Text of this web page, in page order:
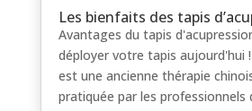
Les bienfaits des tapis
Avantages du tapis
déployer votre tapis aujourd'hui
est une ancienne thérapie
pratiquée par les professionnels